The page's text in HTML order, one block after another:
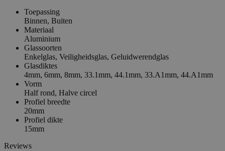
Toepassing
Binnen, Buiten
Materiaal
Aluminium
Glassoorten
Enkelglas, Veiligheidsglas, Geluidwerendglas
Glasdiktes
4mm, 6mm, 8mm, 33.1mm, 44.1mm, 33.A1mm, 44.A1mm
Vorm
Half rond, Halve circel
Profiel breedte
20mm
Profiel dikte
15mm
Reviews